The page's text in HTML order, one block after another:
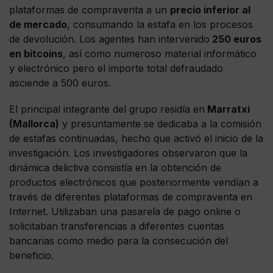
plataformas de compraventa a un precio inferior al
de mercado, consumando la estafa en los procesos
de devolución. Los agentes han intervenido 250 euros
en bitcoins, así como numeroso material informático
y electrónico pero el importe total defraudado
asciende a 500 euros.
El principal integrante del grupo residía en Marratxi
(Mallorca) y presuntamente se dedicaba a la comisión
de estafas continuadas, hecho que activó el inicio de la
investigación. Los investigadores observaron que la
dinámica delictiva consistía en la obtención de
productos electrónicos que posteriormente vendían a
través de diferentes plataformas de compraventa en
Internet. Utilizaban una pasarela de pago online o
solicitaban transferencias a diferentes cuentas
bancarias como medio para la consecución del
beneficio.